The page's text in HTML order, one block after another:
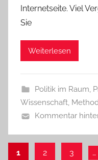
Internetseite. Viel
Sie
Weiterlesen
Politik im Raum,
Wissenschaft,
Kommentar
1 2 3 …